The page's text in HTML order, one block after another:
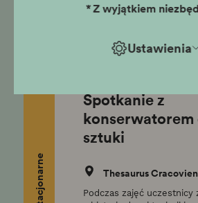
Ustawienia
*Z wyjątkiem
kościuszkowskiej do
niepodległości w 1918 roku.
klasy VI-VIII
stacjonarne
Spotkanie z
konserwatorem
sztuki
Thesaurus
Podczas zajęć uczestnicy